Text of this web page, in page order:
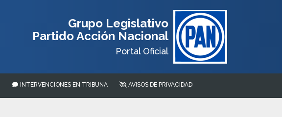
Grupo Legislativo
Partido Acción Nacional
Portal Oficial
INTERVENCIONES EN TRIBUNA AVISOS DE PRIVACIDAD